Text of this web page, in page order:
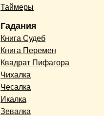
Таймеры
Гадания
Книга Судеб
Книга Перемен
Квадрат Пифагора
Чихалка
Чесалка
Икалка
Зевалка